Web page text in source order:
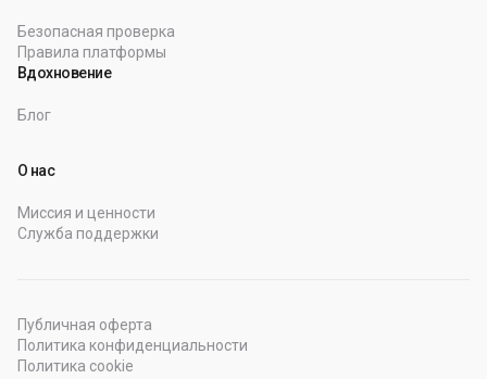
Безопасная проверка
Правила платформы
Вдохновение
Блог
О нас
Миссия и ценности
Служба поддержки
Публичная оферта
Политика конфиденциальности
Политика cookie